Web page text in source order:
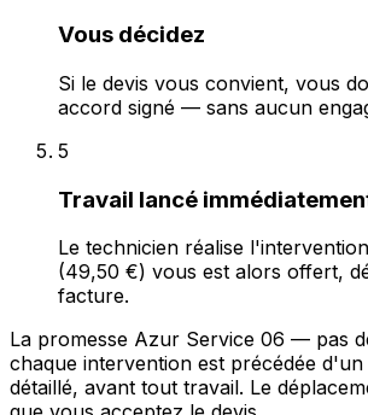
Vous décidez
Si le devis vous convient, vous
accord signé — sans aucun
5
Travail lancé
Le technicien réalise
(49,50 €) vous est alors offert,
facture.
La promesse Azur Service 06 — pas
chaque intervention est précédée
détaillé, avant tout travail. Le